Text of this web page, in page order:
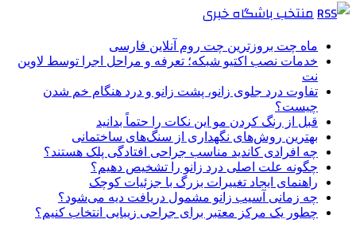
منتخب باشگاه خبری
ماه چت بروزترین چت روم آنلاین فارسی
خدمات نصب اکتیو شبکه؛ تعرفه و مراحل اجرا توسط لاوین
نت
تفاوت درد جلوی زانو، پشت زانو و درد هنگام خم شدن
چیست؟
قبل از رنگ کردن مو این نکات را حتماً بدانید
بهترین روش‌های نگهداری از سنگ‌های ساختمانی
چه افرادی کاندید مناسب جراحی افتادگی پلک هستند؟
چگونه علت اصلی درد زانو را تشخیص دهیم؟
راهنمای ایجاد تغییرات بزرگ با جزئیات کوچک
چه زمانی آسیب زانو مشمول دریافت دیه می‌شود؟
چطور یک مرکز معتبر برای جراحی زیبایی انتخاب کنیم؟